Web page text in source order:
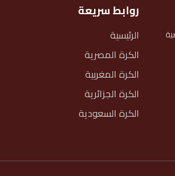
روابط سريعة
الرئيسية
الكرة المصرية
الكرة المغربية
الكرة الجزائرية
الكرة السعودية